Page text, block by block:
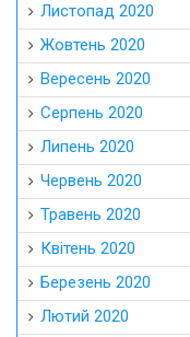
Листопад 2020
Жовтень 2020
Вересень 2020
Серпень 2020
Липень 2020
Червень 2020
Травень 2020
Квітень 2020
Березень 2020
Лютий 2020